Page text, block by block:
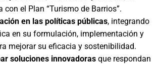
con el Plan “Turismo de Barrios”.
en las políticas públicas, integrando
en su formulación, implementación y
mejorar su eficacia y sostenibilidad.
soluciones innovadorasque respondan